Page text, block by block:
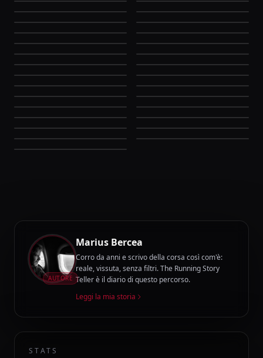
AUTORE
Marius Bercea
Corro da anni e scrivo della corsa così com'è:
reale, vissuta, senza filtri. The Running Story
Teller è il diario di questo percorso.
Leggi la mia storia
STATS